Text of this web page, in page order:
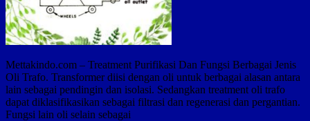
Mettakindo.com – Treatment Purifikasi Dan Fungsi Berbagai Jenis
Oli Trafo. Transformer diisi dengan oli untuk berbagai alasan antara
lain sebagai pendingin dan isolasi. Sedangkan treatment oli trafo
dapat diklasifikasikan sebagai filtrasi dan regenerasi dan pergantian.
Fungsi lain oli selain sebagai